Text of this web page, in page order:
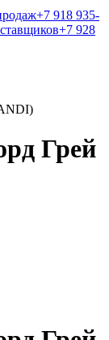
+7 918 935-
+7 928
Грей